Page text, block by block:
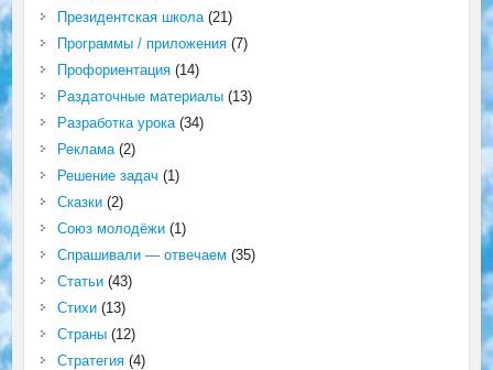
Президентская школа(21)
Программы / приложения(7)
Профориентация(14)
Раздаточные материалы(13)
Разработка урока(34)
Реклама(2)
Решение задач (1)
Сказки(2)
Союз молодёжи(1)
Спрашивали — отвечаем (35)
Статьи(43)
Стихи(13)
Страны(12)
Стратегия(4)